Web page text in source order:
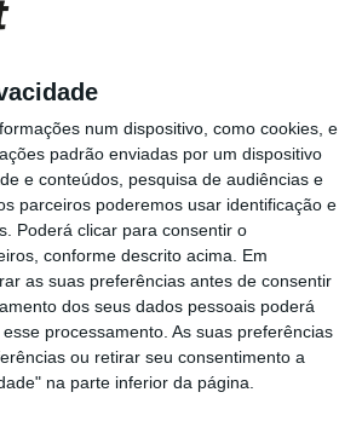
num dispositivo, como cookies, e
padrão enviadas por um dispositivo
e conteúdos, pesquisa de audiências e
parceiros poderemos usar identificação e
Poderá clicar para consentir o
conforme descrito acima. Em
as suas preferências antes de consentir
dos seus dados pessoais poderá
processamento. As suas preferências
ou retirar seu consentimento a
na parte inferior da página.
afasta
futuro ‘Há
cima da
van